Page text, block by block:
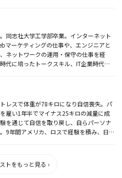
同志社大学工学部卒業。インターネット
マーケティングの仕事や、エンジニアと
ネットワークの運用・保守の仕事を経
代に培ったトークスキル、IT企業時代に
レスで体重が78キロになり自信喪失。パ
雇い1年半でマイナス25キロの減量に成
を通じて自信を取り戻し、自らパーソナ
9年間アメリカ、ロスで経験を積み、日本
トをもっと見る ›